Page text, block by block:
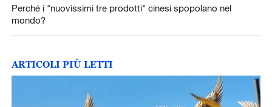
Perché i "nuovissimi tre prodotti" cinesi spopolano nel
mondo?
ARTICOLI PIÙ LETTI